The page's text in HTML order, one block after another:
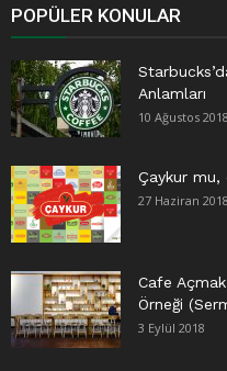
POPÜLER KONULAR
Anlamları
10 Ağustos 2018
Çaykur
27 Haziran 2018
Cafe
Örneği
3 Eylül 2018